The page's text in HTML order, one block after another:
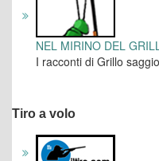
NEL MIRINO DEL
I racconti di Grillo
Tiro a volo